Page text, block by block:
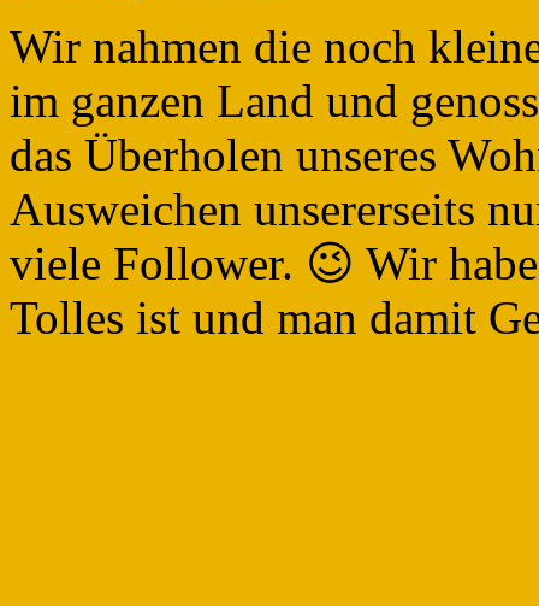
Wir nahmen die noch
im ganzen Land und
das Überholen unseres
Ausweichen unsererseits
viele Follower. 😉 Wir
Tolles ist und man damit